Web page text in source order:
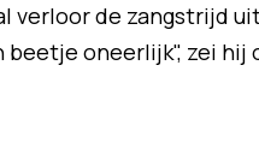
verloor de zangstrijd
beetje oneerlijk", zei